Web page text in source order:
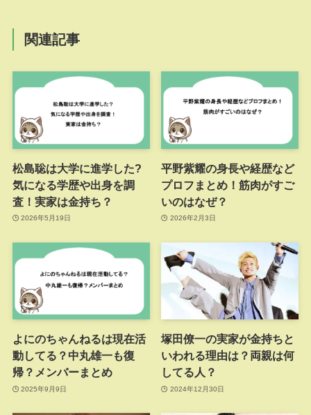
関連記事
松島聡は大学に進学した?
気になる学歴や出身を調
査！実家は金持ち？
2026年5月19日
平野紫耀の身長や経歴など
プロフまとめ！筋肉がすご
いのはなぜ？
2026年2月3日
よにのちゃんねるは現在活
動してる？中丸雄一も復
帰？メンバーまとめ
2025年9月9日
塚田僚一の実家が金持ちと
いわれる理由は？両親は何
してる人？
2024年12月30日